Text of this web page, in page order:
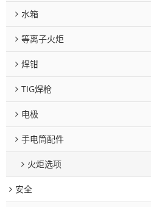
水箱
等离子火炬
焊钳
TIG焊枪
电极
手电筒配件
火炬选项
安全